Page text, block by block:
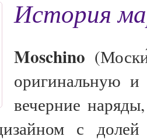
История
Moschino
оригинальную
вечерние
с